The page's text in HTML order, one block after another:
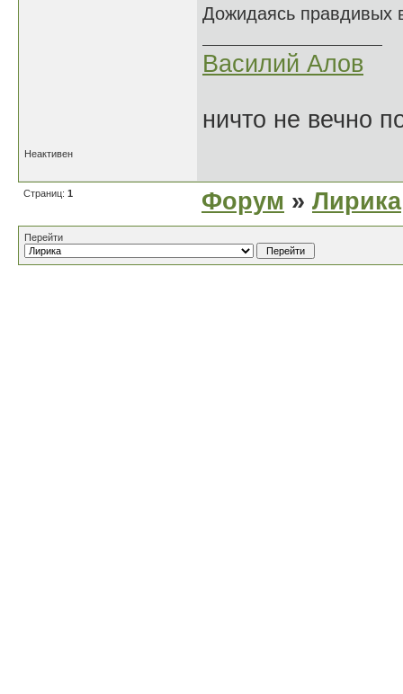
Дожидаясь правдивых
Василий Алов
ничто не вечно
Неактивен
Страниц: 1 Форум » Лирика
Перейти